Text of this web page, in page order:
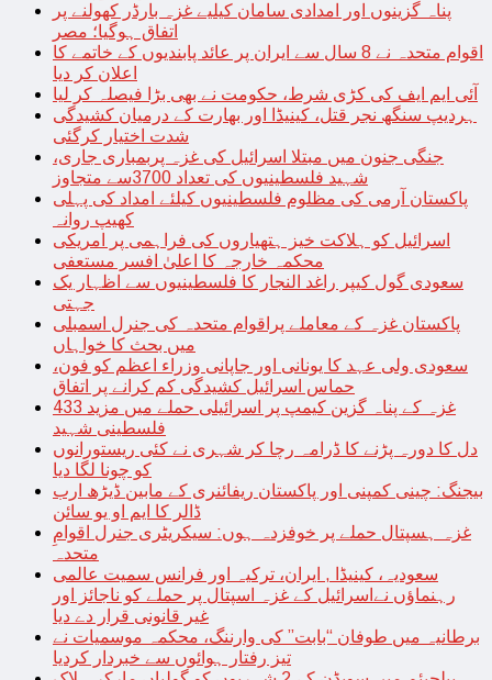
پناہ گزینوں اور امدادی سامان کیلیے غزہ بارڈر کھولنے پر
اتفاق ہوگیا؛ مصر
اقوام متحدہ نے 8 سال سے ایران پر عائد پابندیوں کے خاتمے کا
اعلان کر دیا
آئی ایم ایف کی کڑی شرط، حکومت نے بھی بڑا فیصلہ کر لیا
ہردیپ سنگھ نجر قتل، کینیڈا اور بھارت کے درمیان کشیدگی
شدت اختیار کرگئی
جنگی جنون میں مبتلا اسرائیل کی غزہ پربمباری جاری،
شہید فلسطینیوں کی تعداد 3700سے متجاوز
پاکستان آرمی کی مظلوم فلسطینیوں کیلئے امداد کی پہلی
کھیپ روانہ
اسرائیل کو ہلاکت خیز ہتھیاروں کی فراہمی پر امریکی
محکمہ خارجہ کا اعلیٰ افسر مستعفی
سعودی گول کیپر راغد النجار کا فلسطینیوں سے اظہار یک
جہتی
پاکستان غزہ کے معاملے پراقوام متحدہ کی جنرل اسمبلی
میں بحث کا خواہاں
سعودی ولی عہد کا یونانی اور جاپانی وزراء اعظم کو فون،
حماس اسرائیل کشیدگی کم کرانے پر اتفاق
غزہ کے پناہ گزین کیمپ پر اسرائیلی حملے میں مزید 433
فلسطینی شہید
دل کا دورہ پڑنے کا ڈرامہ رچا کر شہری نے کئی ریستورانوں
کو چونا لگا دیا
بیجنگ: چینی کمپنی اور پاکستان ریفائنری کے مابین ڈیڑھ ارب
ڈالر کا ایم او یو سائن
غزہ ہسپتال حملے پر خوفزدہ ہوں: سیکریٹری جنرل اقوامِ
متحدہ
سعودیہ، کینیڈا , ایران، ترکیہ اور فرانس سمیت عالمی
رہنماؤں نےاسرائیل کے غزہ اسپتال پر حملے کو ناجائز اور
غیر قانونی قرار دے دیا
برطانیہ میں طوفان “بابت” کی وارننگ، محکمہ موسمیات نے
تیز رفتار ہوائوں سے خبردار کردیا